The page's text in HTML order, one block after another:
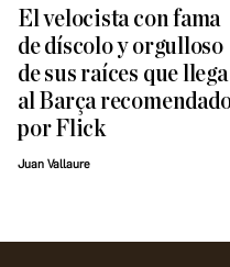
El velocista con fama
de díscolo y orgulloso
de sus raíces que llega
al Barça
por Flick
Juan Vallaure